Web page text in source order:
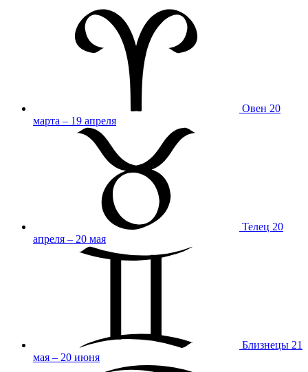
Овен 20
марта – 19 апреля
Телец 20
апреля – 20 мая
Близнецы 21
мая – 20 июня